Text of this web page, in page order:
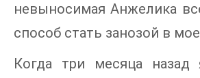
невыносимая Анжелика
способ стать занозой в
Когда три месяца назад